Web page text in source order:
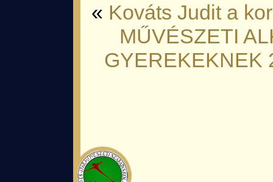
« Kováts Judit a
MŰVÉSZETI
GYEREKEKNEK